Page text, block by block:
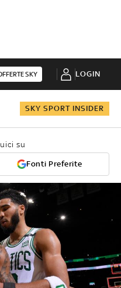
SKY LOGIN
SKY SPORT INSIDER
su
Fonti Preferite